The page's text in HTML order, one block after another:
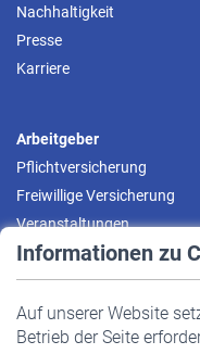
Informationen zu
Auf unserer Website
Betrieb der Seite
Nachhaltigkeit
Presse
Karriere
Arbeitgeber
Pflichtversicherung
Freiwillige Versicherung
Veranstaltungen
Pflichtversicherung